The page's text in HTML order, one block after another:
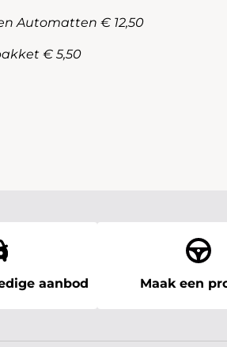
Automatten € 12,50
€ 5,50
aanbod Maak een